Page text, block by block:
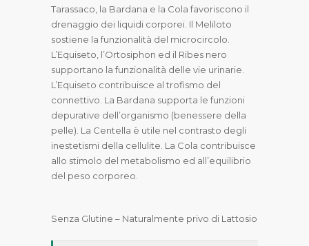
Tarassaco, la Bardana e la Cola favoriscono il
drenaggio dei liquidi corporei. Il Meliloto
sostiene la funzionalità del microcircolo.
L’Equiseto, l’Ortosiphon ed il Ribes nero
supportano la funzionalità delle vie urinarie.
L’Equiseto contribuisce al trofismo del
connettivo. La Bardana supporta le funzioni
depurative dell’organismo (benessere della
pelle). La Centella è utile nel contrasto degli
inestetismi della cellulite. La Cola contribuisce
allo stimolo del metabolismo ed all’equilibrio
del peso corporeo.
Senza Glutine – Naturalmente privo di Lattosio